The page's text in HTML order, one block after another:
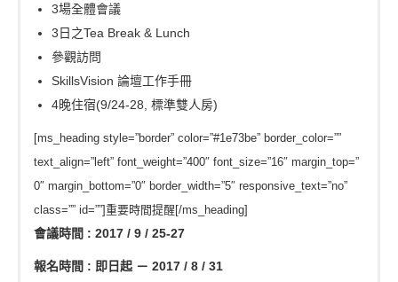
3場全體會議
3日之Tea Break & Lunch
參觀訪問
SkillsVision 論壇工作手冊
4晚住宿(9/24-28, 標準雙人房)
[ms_heading style=”border” color=”#1e73be” border_color=””
text_align=”left” font_weight=”400″ font_size=”16″ margin_top=”
0″ margin_bottom=”0″ border_width=”5″ responsive_text=”no”
class=”” id=””]重要時間提醒[/ms_heading]
會議時間 : 2017 / 9 / 25-27
報名時間 : 即日起 － 2017 / 8 / 31